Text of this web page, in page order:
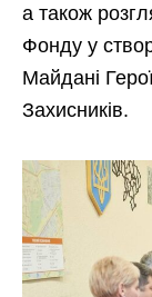
а також
Фонду у
Майдані
Захисників.